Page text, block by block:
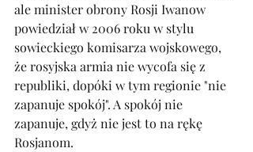
ale minister obrony Rosji Iwanow
powiedział w 2006 roku w stylu
sowieckiego komisarza wojskowego,
że rosyjska armia nie wycofa się z
republiki, dopóki w tym regionie "nie
zapanuje spokój". A spokój nie
zapanuje, gdyż nie jest to na rękę
Rosjanom.